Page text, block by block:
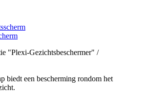
"Plexi-Gezichtsbeschermer" /
biedt een bescherming rondom het